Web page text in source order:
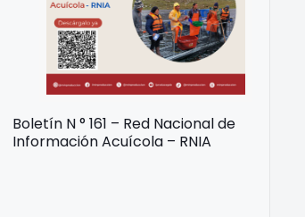
Boletín N ° 161 – Red Nacional de
Información Acuícola – RNIA